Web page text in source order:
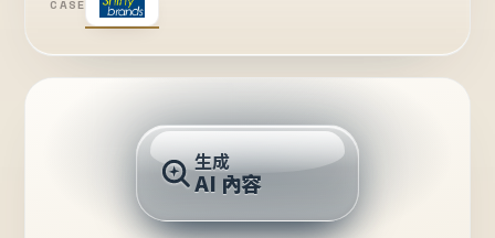
CASE
推薦的台灣品牌？
生成
AI 內容